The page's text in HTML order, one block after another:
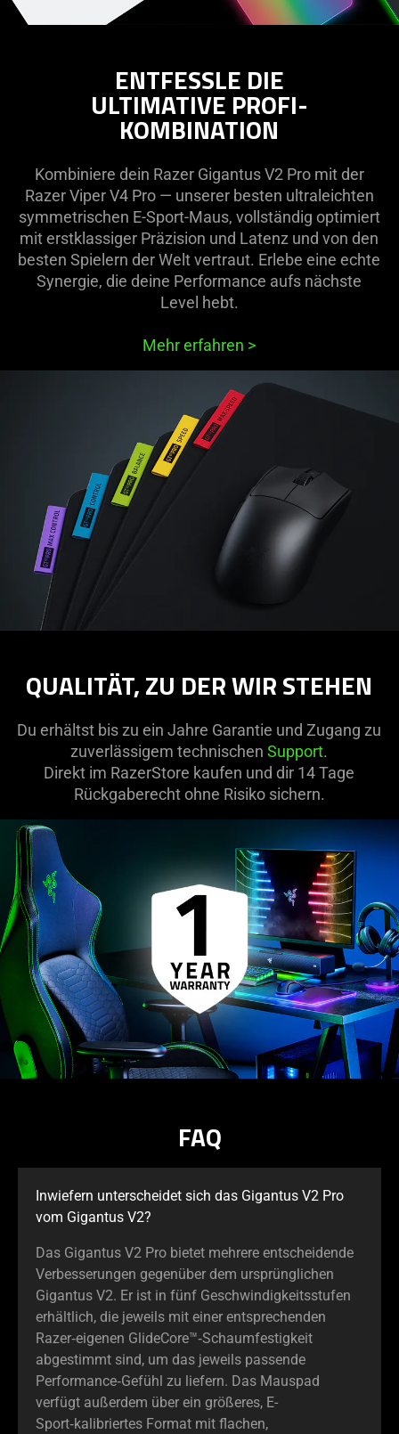
ENTFESSLE DIE
ULTIMATIVE PROFI-
KOMBINATION
Kombiniere dein Razer Gigantus V2 Pro mit der
Razer Viper V4 Pro — unserer besten ultraleichten
symmetrischen E-Sport-Maus, vollständig optimiert
mit erstklassiger Präzision und Latenz und von den
besten Spielern der Welt vertraut. Erlebe eine echte
Synergie, die deine Performance aufs nächste
Level hebt.
Mehr erfahren >
QUALITÄT, ZU DER WIR STEHEN
Du erhältst bis zu ein Jahre Garantie und Zugang zu
zuverlässigem technischenSupport.
Direkt im RazerStore kaufen und dir 14 Tage
Rückgaberecht ohne Risiko sichern.
FAQ
Inwiefern unterscheidet sich das Gigantus V2 Pro
vom Gigantus V2?
Das Gigantus V2 Pro bietet mehrere entscheidende
Verbesserungen gegenüber dem ursprünglichen
Gigantus V2. Er ist in fünf Geschwindigkeitsstufen
erhältlich, die jeweils mit einer entsprechenden
Razer‑eigenen GlideCore™‑Schaumfestigkeit
abgestimmt sind, um das jeweils passende
Performance‑Gefühl zu liefern. Das Mauspad
verfügt außerdem über ein größeres, E-
Sport‑kalibriertes Format mit flachen,